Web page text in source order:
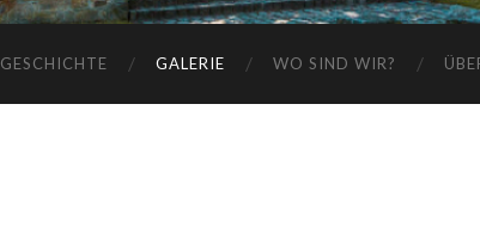
GESCHICHTE GALERIE WO SIND WIR?